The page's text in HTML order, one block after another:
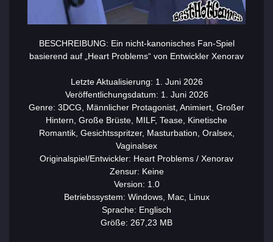
BESCHREIBUNG: Ein nicht-kanonisches Fan-Spiel
basierend auf „Heart Problems“ von Entwickler Xenorav
Letzte Aktualisierung: 1. Juni 2026
Veröffentlichungsdatum: 1. Juni 2026
Genre: 3DCG, Männlicher Protagonist, Animiert, Großer
Hintern, Große Brüste, MILF, Tease, Kinetische
Romantik, Gesichtsspritzer, Masturbation, Oralsex,
Vaginalsex
Originalspiel/Entwickler: Heart Problems / Xenorav
Zensur: Keine
Version: 1.0
Betriebssystem: Windows, Mac, Linux
Sprache: Englisch
Größe: 267,23 MB